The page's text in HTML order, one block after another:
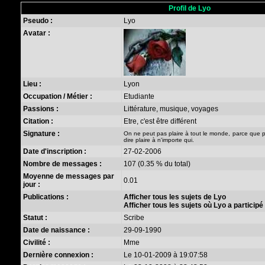
Profil de Lyo
Pseudo :
Lyo
Avatar :
Lieu :
Lyon
Occupation / Métier :
Etudiante
Passions :
Littérature, musique, voyages
Citation :
Etre, c'est être différent
Signature :
On ne peut pas plaire à tout le monde, parce que
dire plaire à n'importe qui.
Date d'inscription :
27-02-2006
Nombre de messages :
107 (0.35 % du total)
Moyenne de messages par
jour :
0.01
Publications :
Afficher tous les sujets de Lyo
Afficher tous les sujets où Lyo a participé
Statut :
Scribe
Date de naissance :
29-09-1990
Civilité :
Mme
Dernière connexion :
Le 10-01-2009 à 19:07:58